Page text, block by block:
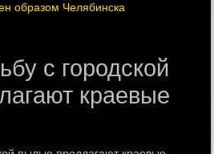
образом Челябинска
с городской
краевые